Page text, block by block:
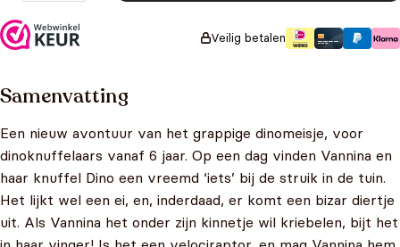
Veilig betalen
Samenvatting
Een nieuw avontuur van het grappige dinomeisje, voor
dinoknuffelaars vanaf 6 jaar. Op een dag vinden Vannina en
haar knuffel Dino een vreemd ‘iets’ bij de struik in de tuin.
Het lijkt wel een ei, en, inderdaad, er komt een bizar diertje
uit. Als Vannina het onder zijn kinnetje wil kriebelen, bijt het